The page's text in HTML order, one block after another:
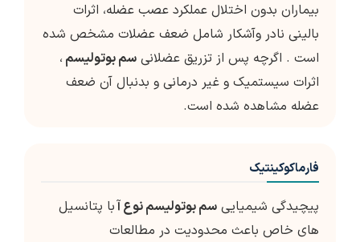
بیماران بدون اختلال عملکرد عصب عضله، اثرات
بالینی نادر وآشکار شامل ضعف عضلات مشخص شده
است . اگرچه پس از تزریق عضلانی سم بوتولیسم ،
اثرات سیستمیک و غیر درمانی و بدنبال آن ضعف
عضله مشاهده شده است.
فارماکوکینتیک
پیچیدگی شیمیایی سم بوتولیسم نوع آبا پتانسیل
های خاص باعث محدودیت در مطالعات